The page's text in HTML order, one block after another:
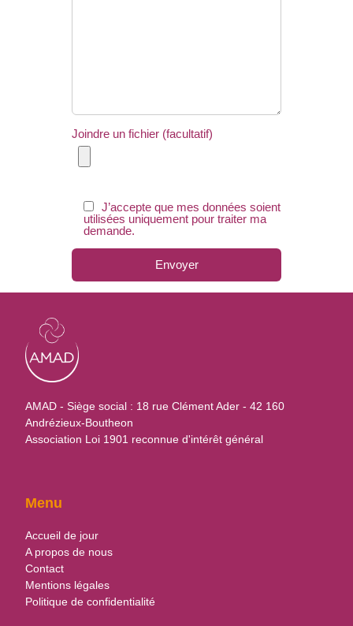
Joindre un fichier (facultatif)
J’accepte que mes données soient
utilisées uniquement pour traiter ma
demande.
AMAD - Siège social : 18 rue Clément Ader - 42 160
Andrézieux-Boutheon
Association Loi 1901 reconnue d'intérêt général
Menu
Accueil de jour
A propos de nous
Contact
Mentions légales
Politique de confidentialité